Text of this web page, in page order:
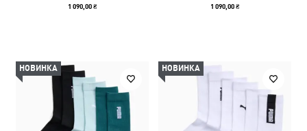
1 090,00 ₴ 1 090,00 ₴
НОВИНКА НОВИНКА